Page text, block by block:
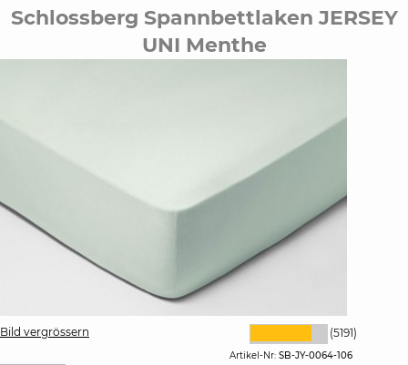
Schlossberg Spannbettlaken JERSEY
UNI Menthe
Bild vergrössern (5191)
Artikel-Nr: SB-JY-0064-106